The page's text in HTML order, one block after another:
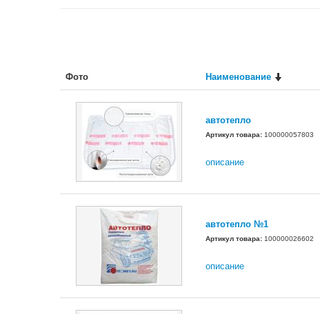
Фото Наименование
автотепло
Артикул товара: 100000057803
описание
автотепло №1
Артикул товара: 100000026602
описание